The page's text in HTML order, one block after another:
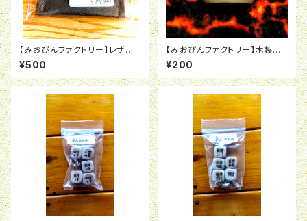
【みおぴんファクトリー】レザー
製ケース小（ブランドロゴ付）
¥500
【みおぴんファクトリー】木製ダ
イスマーカー（スペセ・FNP表示
用）
¥200